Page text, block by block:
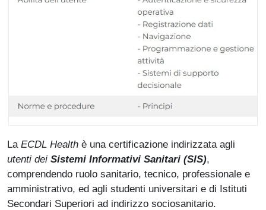
La ECDL Health è una certificazione indirizzata agli
utenti dei Sistemi Informativi Sanitari (SIS),
comprendendo ruolo sanitario, tecnico, professionale e
amministrativo, ed agli studenti universitari e di Istituti
Secondari Superiori ad indirizzo sociosanitario.